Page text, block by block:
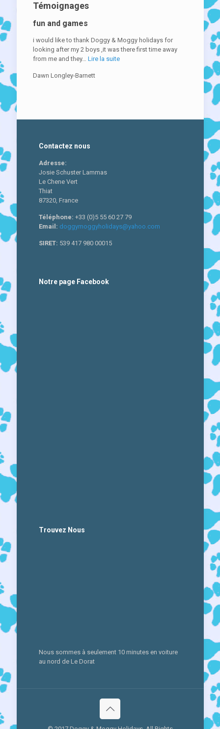
Témoignages
fun and games
i would like to thank Doggy & Moggy holidays for
looking after my 2 boys ,it was there first time away
from me and they… Lire la suite« fun
Dawn Longley-Barnett
Contactez nous
Adresse:
Josie Schuster Lammas
Le Chene Vert
Thiat
87320, France
Téléphone: +33 (0)5 55 60 27 79
Email: doggymoggyholidays@yahoo.com
SIRET: 539 417 980 00015
Notre page Facebook
Trouvez Nous
Nous sommes à seulement 10 minutes en voiture
au nord de Le Dorat